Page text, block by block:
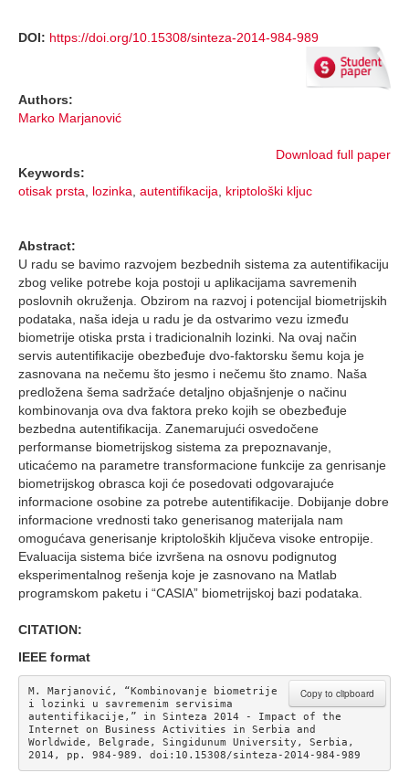
DOI: https://doi.org/10.15308/sinteza-2014-984-989
Authors:
Marko Marjanović
Download full paper
Keywords:
otisak prsta, lozinka, autentifikacija, kriptološki kljuc
Abstract:
U radu se bavimo razvojem bezbednih sistema za autentifikaciju
zbog velike potrebe koja postoji u aplikacijama savremenih
poslovnih okruženja. Obzirom na razvoj i potencijal biometrijskih
podataka, naša ideja u radu je da ostvarimo vezu između
biometrije otiska prsta i tradicionalnih lozinki. Na ovaj način
servis autentifikacije obezbeđuje dvo-faktorsku šemu koja je
zasnovana na nečemu što jesmo i nečemu što znamo. Naša
predložena šema sadržaće detaljno objašnjenje o načinu
kombinovanja ova dva faktora preko kojih se obezbeđuje
bezbedna autentifikacija. Zanemarujući osvedočene
performanse biometrijskog sistema za prepoznavanje,
uticaćemo na parametre transformacione funkcije za genrisanje
biometrijskog obrasca koji će posedovati odgovarajuće
informacione osobine za potrebe autentifikacije. Dobijanje dobre
informacione vrednosti tako generisanog materijala nam
omogućava generisanje kriptoloških ključeva visoke entropije.
Evaluacija sistema biće izvršena na osnovu podignutog
eksperimentalnog rešenja koje je zasnovano na Matlab
programskom paketu i “CASIA” biometrijskoj bazi podataka.
CITATION:
IEEE format
Copy to clipboard
M. Marjanović, “Kombinovanje biometrije
i lozinki u savremenim servisima
autentifikacije,” in Sinteza 2014 - Impact of the
Internet on Business Activities in Serbia and
Worldwide, Belgrade, Singidunum University, Serbia,
2014, pp. 984-989. doi:10.15308/sinteza-2014-984-989